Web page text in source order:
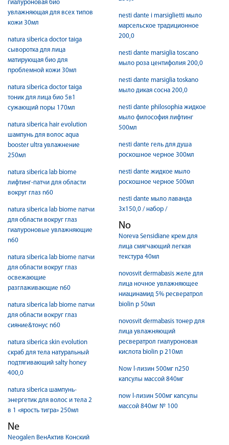
гиалуроновая био
увлажняющая для всех типов
кожи 30мл
natura siberica doctor taiga
сыворотка для лица
матирующая био для
проблемной кожи 30мл
natura siberica doctor taiga
тоник для лица био 5в1
сужающий поры 170мл
natura siberica hair evolution
шампунь для волос aqua
booster ultra увлажнение
250мл
natura siberica lab biome
лифтинг-патчи для области
вокруг глаз n60
natura siberica lab biome патчи
для области вокруг глаз
гиалуроновые увлажняющие
n60
natura siberica lab biome патчи
для области вокруг глаз
освежающие
разглаживающие n60
natura siberica lab biome патчи
для области вокруг глаз
сияние&тонус n60
natura siberica skin evolution
скраб для тела натуральный
подтягивающий salty honey
400,0
natura siberica шампунь-
энергетик для волос и тела 2
в 1 «ярость тигра» 250мл
Ne
Neogalen ВенАктив Конский
nesti dante i marsiglietti мыло
марсельское традиционное
200,0
nesti dante marsiglia toscano
мыло роза центифолия 200,0
nesti dante marsiglia toskano
мыло дикая сосна 200,0
nesti dante philosophia жидкое
мыло философия лифтинг
500мл
nesti dante гель для душа
роскошное черное 300мл
nesti dante жидкое мыло
роскошное черное 500мл
nesti dante мыло лаванда
3x150,0 / набор /
No
Noreva Sensidiane крем для
лица смягчающий легкая
текстура 40мл
novosvit dermabasis желе для
лица ночное увлажняющее
ниацинамид 5% ресвератрол
biolin p 50мл
novosvit dermabasis тонер для
лица увлажняющий
ресвератрол гиалуроновая
кислота biolin p 210мл
Now l-лизин 500мг n250
капсулы массой 840мг
now l-лизин 500мг капсулы
массой 840мг № 100